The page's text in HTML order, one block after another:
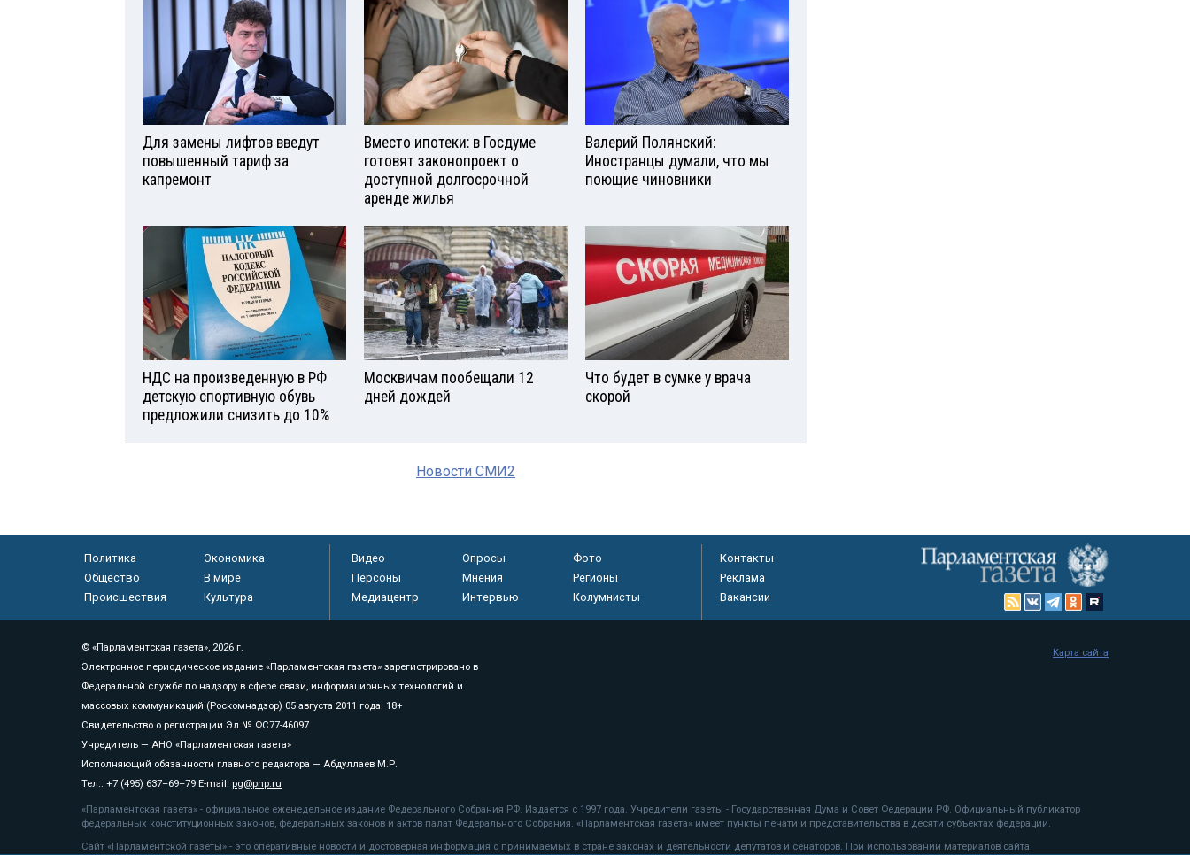
Для замены лифтов введут
повышенный тариф за
капремонт
Вместо ипотеки: в Госдуме
готовят законопроект о
доступной долгосрочной
аренде жилья
Валерий Полянский:
Иностранцы думали, что мы
поющие чиновники
НДС на произведенную в РФ
детскую спортивную обувь
предложили снизить до 10%
Москвичам пообещали 12
дней дождей
Что будет в сумке у врача
скорой
Новости СМИ2
Политика
Экономика
Общество
В мире
Происшествия
Культура
Видео Опросы
Фото
Персоны
Мнения
Регионы
Медиацентр
Интервью Колумнисты
Контакты
Реклама
Вакансии
© «Парламентская газета», 2026 г.
Электронное периодическое издание «Парламентская газета» зарегистрировано в
Федеральной службе по надзору в сфере связи, информационных технологий и
массовых коммуникаций (Роскомнадзор) 05 августа 2011 года. 18+
Свидетельство о регистрации Эл № ФС77-46097
Учредитель — АНО «Парламентская газета»
Исполняющий обязанности главного редактора — Абдуллаев М.Р.
Тел.: +7 (495) 637–69–79 E-mail: pg@pnp.ru
«Парламентская газета» - официальное еженедельное издание Федерального Собрания РФ. Издается с 1997 года. Учредители газеты - Государственная Дума и Совет Федерации РФ. Официальный публикатор
федеральных конституционных законов, федеральных законов и актов палат Федерального Собрания. «Парламентская газета» имеет пункты печати и представительства в десяти субъектах федерации.
Сайт «Парламентской газеты» - это оперативные новости и достоверная информация о принимаемых в стране законах и деятельности депутатов и сенаторов. При использовании материалов сайта
Карта сайта